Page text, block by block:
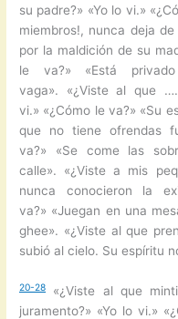
su padre?» «Yo lo vi.»
miembros!, nunca deja
por la maldición de su
le va?» «Está
vaga». «¿Viste al que
vi.» «¿Cómo le va?» «Su
que no tiene ofrendas
va?» «Se come las
calle». «¿Viste a mis
nunca conocieron la
va?» «Juegan en una
ghee». «¿Viste al que
subió al cielo. Su espíritu
20-28
«¿Viste al que
juramento?» «Yo lo vi.»